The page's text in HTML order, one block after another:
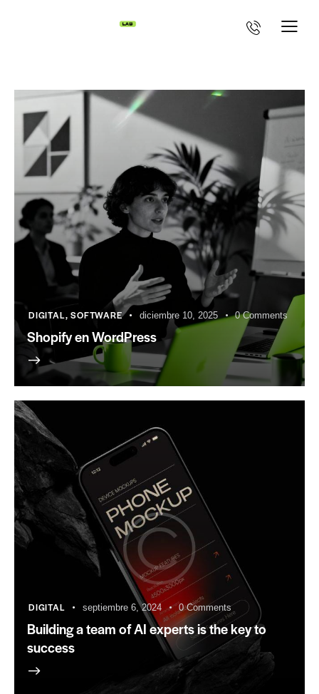
DIGITAL,SOFTWARE diciembre 10, 2025 0 Comments
Shopify en WordPress
DIGITAL septiembre 6, 2024 0 Comments
Building a team of AI experts is the key to
success